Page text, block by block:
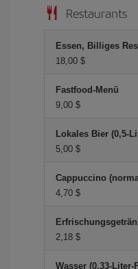
Restaurants
Essen, Billiges
18,00 $
Fastfood-Menü
9,00 $
Lokales Bier (0,5-
5,00 $
Cappuccino
4,70 $
2,18 $
Wasser (0,33-Liter-